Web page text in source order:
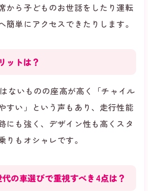
から子どものお世話をしたり運転
簡単にアクセスできたりします。
ットは？
ないものの座高が高く「チャイル
すい」という声もあり、走行性能
にも強く、デザイン性も高くスタ
りもオシャレです。
の車選びで重視すべき4点は？